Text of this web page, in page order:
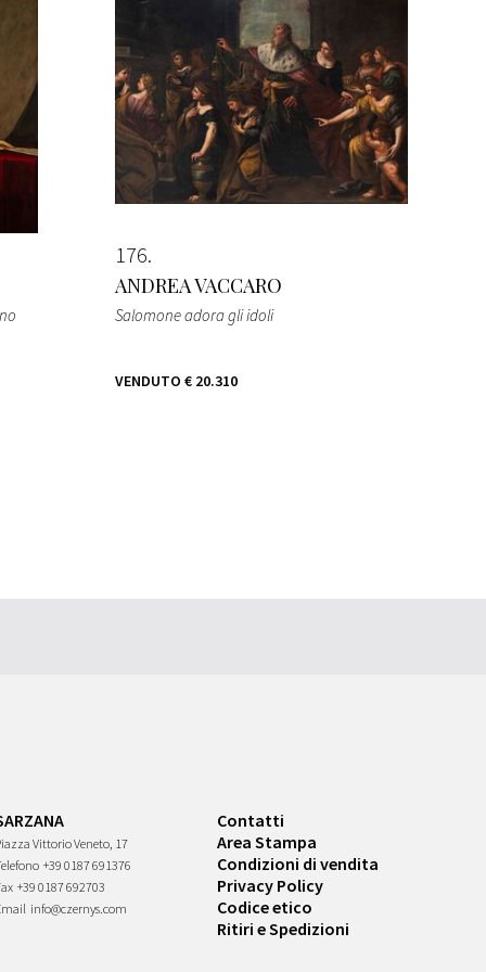
176
ANDREA VACCARO
Salomone adora gli idoli
VENDUTO € 20.310
Vittorio Veneto, 17
+39 0187 691376
+39 0187 692703
info@czernys.com
Contatti
Area Stampa
Condizioni di vendita
Privacy Policy
Codice etico
Ritiri e Spedizioni